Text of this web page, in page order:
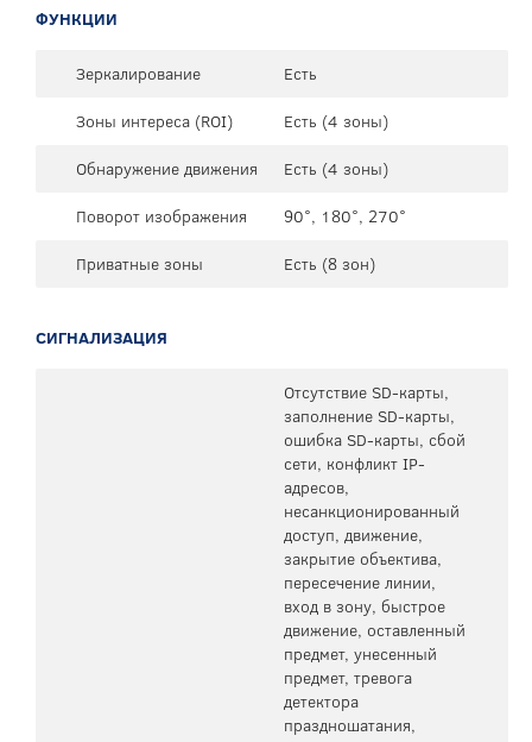
ФУНКЦИИ
Зеркалирование
Есть
Зоны интереса (ROI)
Есть (4 зоны)
Обнаружение движения
Есть (4 зоны)
Поворот изображения
90°, 180°, 270°
Приватные зоны
Есть (8 зон)
СИГНАЛИЗАЦИЯ
Отсутствие SD-карты,
заполнение SD-карты,
ошибка SD-карты, сбой
сети, конфликт IP-
адресов,
несанкционированный
доступ, движение,
закрытие объектива,
пересечение линии,
вход в зону, быстрое
движение, оставленный
предмет, унесенный
предмет, тревога
детектора
праздношатания,